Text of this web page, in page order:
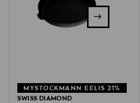
MYSTOCKMANN EELIS 21%
SWISS DIAMOND